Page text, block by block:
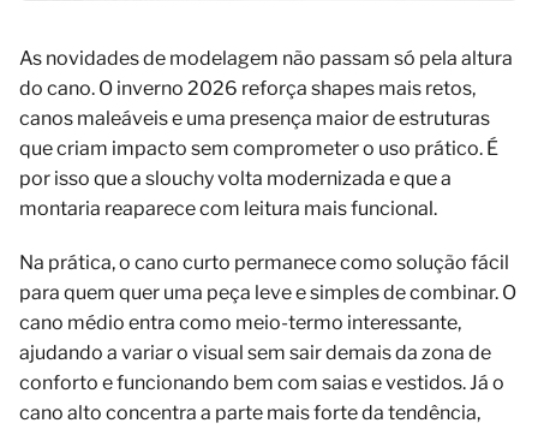
As novidades de modelagem não passam só pela altura
do cano. O inverno 2026 reforça shapes mais retos,
canos maleáveis e uma presença maior de estruturas
que criam impacto sem comprometer o uso prático. É
por isso que a slouchy volta modernizada e que a
montaria reaparece com leitura mais funcional.
Na prática, o cano curto permanece como solução fácil
para quem quer uma peça leve e simples de combinar. O
cano médio entra como meio-termo interessante,
ajudando a variar o visual sem sair demais da zona de
conforto e funcionando bem com saias e vestidos. Já o
cano alto concentra a parte mais forte da tendência,